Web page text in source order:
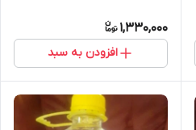
1,330,000
افزودن به سبد